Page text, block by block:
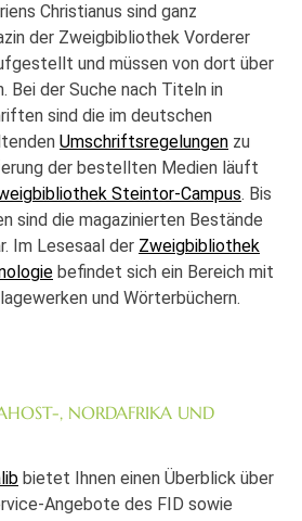
Christianus sind ganz
der Zweigbibliothek Vorderer
und müssen von dort über
Bei der Suche nach Titeln in
sind die im deutschen
Umschriftsregelungen zu
der bestellten Medien läuft
Steintor-Campus. Bis
sind die magazinierten Bestände
Im Lesesaal der Zweigbibliothek
befindet sich ein Bereich mit
und Wörterbüchern.
, NORDAFRIKA UND
bietet Ihnen einen Überblick über
Angebote des FID sowie